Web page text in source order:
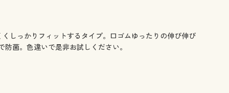
しっかりフィットするタイプ。口ゴムゆったりの伸び伸び
菌。色違いで是非お試しください。